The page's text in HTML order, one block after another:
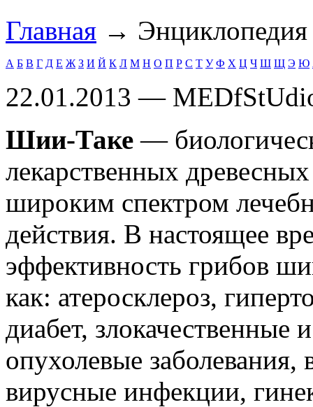
Главная →
А Б В Г Д Е Ж З И Й К Л М Н О П Р С Т У Ф Х Ц Ч Ш Щ Э Ю
22.01.2013 —
Шии-Таке —
лекарственных
широким спектром
действия. В настоящее
эффективность грибов
как: атеросклероз,
диабет, злокачественные
опухолевые заболевания,
вирусные инфекции,